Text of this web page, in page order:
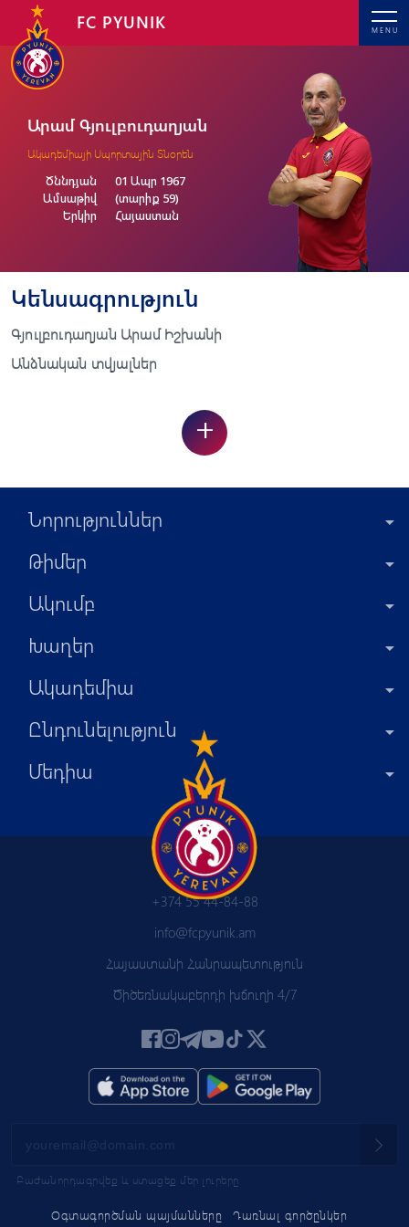
MENU
FC PYUNIK
Արամ Գյուլբուդաղյան
Ակադեմիայի Սպորտային Տնօրեն
Ծննդյան
Ամսաթիվ
Երկիր
01 Ապր 1967
(տարիք 59)
Հայաստան
Կենսագրություն
Գյուլբուդաղյան Արամ Իշխանի
Անձնական տվյալներ
+
Նորություններ
Թիմեր
Ակումբ
Խաղեր
Ակադեմիա
Ընդունելություն
Մեդիա
Օգտագործման պայմանները Դառնալ գործընկեր
+374 55 44-84-88
info@fcpyunik.am
Հայաստանի Հանրապետություն
Ծիծեռնակաբերդի խճուղի 4/7
Բաժանորդագրվեք և ստացեք մեր լուրերը